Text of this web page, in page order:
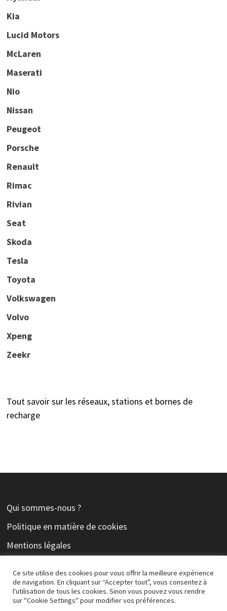
Kia
Lucid Motors
McLaren
Maserati
Nio
Nissan
Peugeot
Porsche
Renault
Rimac
Rivian
Seat
Skoda
Tesla
Toyota
Volkswagen
Volvo
Xpeng
Zeekr
Tout savoir sur les réseaux, stations et bornes de
recharge
Qui sommes-nous ?
Politique en matière de cookies
Mentions légales
Ce site utilise des cookies pour vous offrir la meilleure expérience
de navigation. En cliquant sur “Accepter tout”, vous consentez à
l'utilisation de tous les cookies. Sinon vous pouvez vous rendre
sur "Cookie Settings" pour modifier vos préférences.